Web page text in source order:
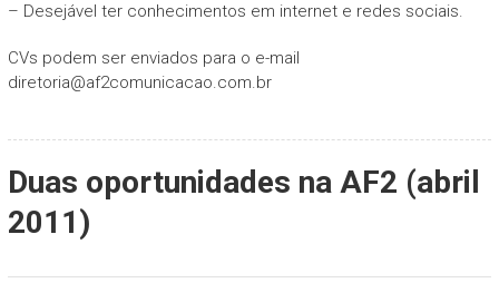
– Desejável ter conhecimentos em internet e redes sociais.
CVs podem ser enviados para o e-mail
diretoria@af2comunicacao.com.br
Duas oportunidades na AF2 (abril
2011)